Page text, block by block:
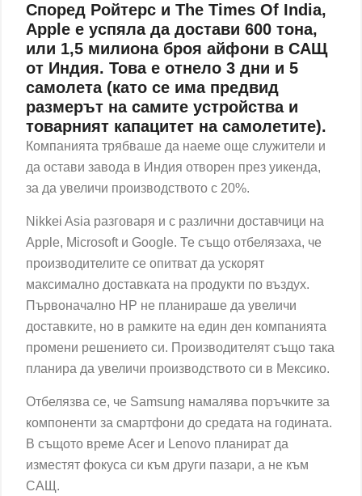
Според Ройтерс и The Times Of India,
Apple е успяла да достави 600 тона,
или 1,5 милиона броя айфони в САЩ
от Индия. Това е отнело 3 дни и 5
самолета (като се има предвид
размерът на самите устройства и
товарният капацитет на самолетите).
Компанията трябваше да наеме още служители и
да остави завода в Индия отворен през уикенда,
за да увеличи производството с 20%.
Nikkei Asia разговаря и с различни доставчици на
Apple, Microsoft и Google. Те също отбелязаха, че
производителите се опитват да ускорят
максимално доставката на продукти по въздух.
Първоначално HP не планираше да увеличи
доставките, но в рамките на един ден компанията
промени решението си. Производителят също така
планира да увеличи производството си в Мексико.
Отбелязва се, че Samsung намалява поръчките за
компоненти за смартфони до средата на годината.
В същото време Acer и Lenovo планират да
изместят фокуса си към други пазари, а не към
САЩ.